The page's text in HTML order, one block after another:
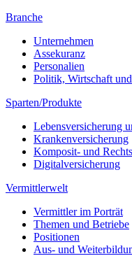
Branche
Unternehmen
Assekuranz
Personalien
Politik, Wirtschaft
Sparten/Produkte
Lebensversicherung
Krankenversicherung
Komposit- und
Digitalversicherung
Vermittlerwelt
Vermittler im Porträt
Themen und Betriebe
Positionen
Aus- und